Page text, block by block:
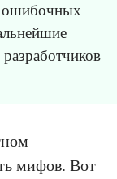
ошибочных
мифов. Вот